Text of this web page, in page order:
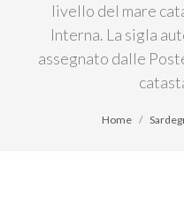
livello del mare
Interna. La sigla
assegnato dalle
Home